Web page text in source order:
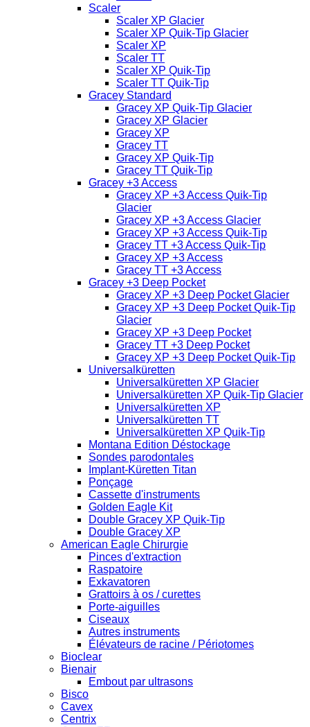
Scaler
Scaler XP Glacier
Scaler XP Quik-Tip Glacier
Scaler XP
Scaler TT
Scaler XP Quik-Tip
Scaler TT Quik-Tip
Gracey Standard
Gracey XP Quik-Tip Glacier
Gracey XP Glacier
Gracey XP
Gracey TT
Gracey XP Quik-Tip
Gracey TT Quik-Tip
Gracey +3 Access
Gracey XP +3 Access Quik-Tip
Glacier
Gracey XP +3 Access Glacier
Gracey XP +3 Access Quik-Tip
Gracey TT +3 Access Quik-Tip
Gracey XP +3 Access
Gracey TT +3 Access
Gracey +3 Deep Pocket
Gracey XP +3 Deep Pocket Glacier
Gracey XP +3 Deep Pocket Quik-Tip
Glacier
Gracey XP +3 Deep Pocket
Gracey TT +3 Deep Pocket
Gracey XP +3 Deep Pocket Quik-Tip
Universalküretten
Universalküretten XP Glacier
Universalküretten XP Quik-Tip Glacier
Universalküretten XP
Universalküretten TT
Universalküretten XP Quik-Tip
Montana Edition Déstockage
Sondes parodontales
Implant-Küretten Titan
Ponçage
Cassette d'instruments
Golden Eagle Kit
Double Gracey XP Quik-Tip
Double Gracey XP
American Eagle Chirurgie
Pinces d'extraction
Raspatoire
Exkavatoren
Grattoirs à os / curettes
Porte-aiguilles
Ciseaux
Autres instruments
Élévateurs de racine / Périotomes
Bioclear
Bienair
Embout par ultrasons
Bisco
Cavex
Centrix